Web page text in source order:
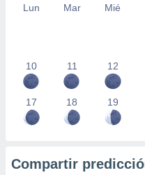
Lun Mar Mié
10 11 12
17 18 19
Compartir